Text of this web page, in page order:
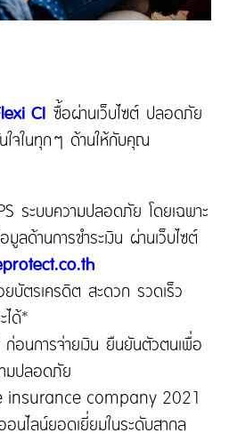
CI ซื้อผ่านเว็บไซต์ ปลอดภัย
ใจในทุกๆ ด้านให้กับคุณ
ระบบความปลอดภัย โดยเฉพาะ
ด้านการชำระเงิน ผ่านเว็บไซต์
ยบัตรเครดิต สะดวก รวดเร็ว
ได้*
อนการจ่ายเงิน ยืนยันตัวตนเพื่อ
มปลอดภัย
insurance company 2021
นไลน์ยอดเยี่ยมในระดับสากล